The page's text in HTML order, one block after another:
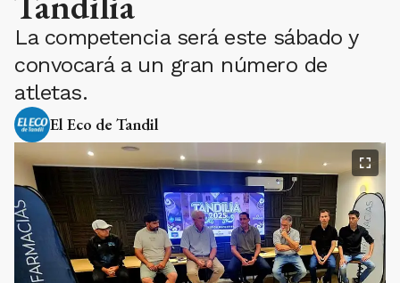
La competencia será este sábado y
convocará a un gran número de
atletas.
El Eco de Tandil